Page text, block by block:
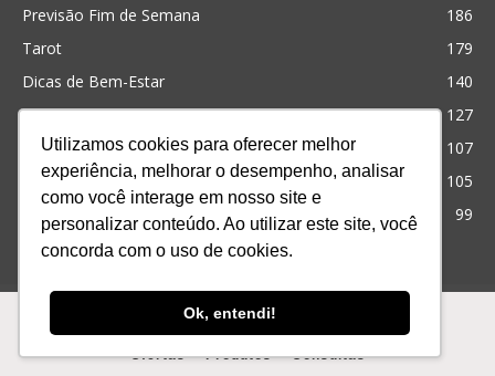
Utilizamos cookies para oferecer melhor
experiência, melhorar o desempenho, analisar
como você interage em nosso site e
personalizar conteúdo. Ao utilizar este site, você
concorda com o uso de cookies.
Ok, entendi!
Previsão Fim de Semana
186
Tarot
179
Dicas de Bem-Estar
140
Cristianismo
127
Simpatias
107
Significado dos sonhos
105
99
Ofertas Produtos
Ofertas Produtos Consultas